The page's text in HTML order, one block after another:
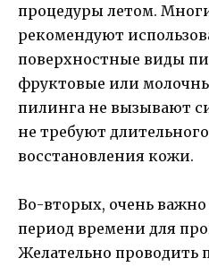
процедуры летом.
рекомендуют
поверхностные виды
фруктовые или
пилинга не вызывают
не требуют
восстановления кожи.
Во-вторых, очень
период времени для
Желательно проводить